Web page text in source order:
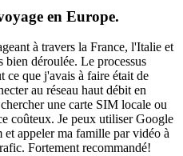
en Europe.
à travers la France, l'Italie et
bien déroulée. Le processus
ce que j'avais à faire était de
au réseau haut débit en
une carte SIM locale ou
coûteux. Je peux utiliser Google
appeler ma famille par vidéo à
Fortement recommandé!